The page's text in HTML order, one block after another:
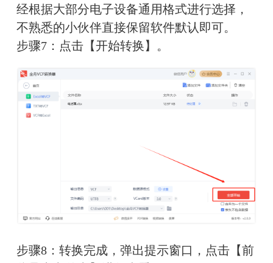
经根据大部分电子设备通用格式进行选择，
不熟悉的小伙伴直接保留软件默认即可。
步骤7：点击【开始转换】。
步骤8：转换完成，弹出提示窗口，点击【前